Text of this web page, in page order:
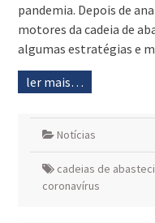
pandemia. Depois de
motores da cadeia de
algumas estratégias e
ler mais…
Notícias
cadeias de
coronavírus